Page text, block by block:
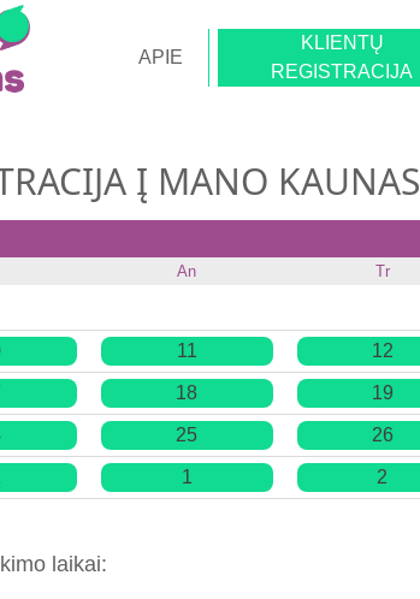
APIE
KLIENTŲ
REGISTRACIJA
Į MANO KAUNAS
An Tr
11 12
18 19
25 26
1 2
laikai: